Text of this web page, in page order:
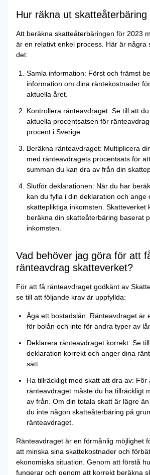
Hur räkna ut skatteåterbäring
Att beräkna skatteåterbäringen för 2023
är en relativt enkel process. Här är några
det:
Samla information: Först och främst
information om dina räntekostnader
aktuella året.
Kontrollera ränteavdraget: Se till att
aktuella procentsatsen för
procent i Sverige.
Beräkna ränteavdraget: Multiplicera
med ränteavdragets procentsats för
summan du kan dra av från din
Slutför deklarationen: När du har
kan du fylla i din deklaration och ange
skattepliktiga inkomsten. Skatteverket
beräkna din skatteåterbäring baserat
inkomsten.
Vad behöver jag göra för att
ränteavdrag skatteverket?
För att få ränteavdraget godkänt av
se till att följande krav är uppfyllda:
Äga ett bostadslån: Ränteavdraget är
för bolån och inte för andra typer av
Deklarera ränteavdraget korrekt: Se
deklaration korrekt och anger dina
sätt.
Ha tillräckligt med skatt att dra av: För
ränteavdraget måste du ha tillräckligt
av från. Om din totala skatt är lägre
du inte någon skatteåterbäring på
ränteavdraget.
Ränteavdraget är en förmånlig möjlighet
att minska sina skattekostnader och
ekonomiska situation. Genom att förstå
fungerar och genom att korrekt beräkna